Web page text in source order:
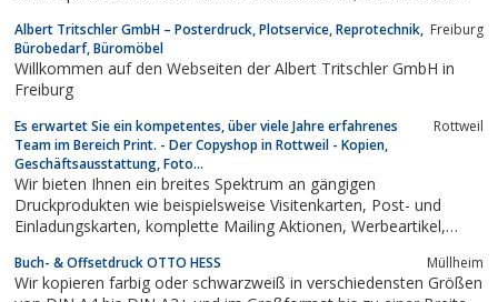
Albert Tritschler GmbH – Posterdruck, Plotservice, Reprotechnik,
Bürobedarf, Büromöbel
Freiburg
Willkommen auf den Webseiten der Albert Tritschler GmbH in
Freiburg
Es erwartet Sie ein kompetentes, über viele Jahre erfahrenes
Team im Bereich Print. - Der Copyshop in Rottweil - Kopien,
Geschäftsausstattung, Foto...
Rottweil
Wir bieten Ihnen ein breites Spektrum an gängigen
Druckprodukten wie beispielsweise Visitenkarten, Post- und
Einladungskarten, komplette Mailing Aktionen, Werbeartikel,
Druckweiterverarbeitung.
Buch- & Offsetdruck OTTO HESS Müllheim
Wir kopieren farbig oder schwarzweiß in verschiedensten Größen